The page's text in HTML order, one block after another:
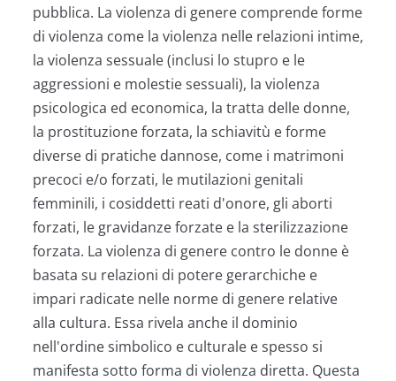
pubblica. La violenza di genere comprende forme
di violenza come la violenza nelle relazioni intime,
la violenza sessuale (inclusi lo stupro e le
aggressioni e molestie sessuali), la violenza
psicologica ed economica, la tratta delle donne,
la prostituzione forzata, la schiavitù e forme
diverse di pratiche dannose, come i matrimoni
precoci e/o forzati, le mutilazioni genitali
femminili, i cosiddetti reati d'onore, gli aborti
forzati, le gravidanze forzate e la sterilizzazione
forzata. La violenza di genere contro le donne è
basata su relazioni di potere gerarchiche e
impari radicate nelle norme di genere relative
alla cultura. Essa rivela anche il dominio
nell'ordine simbolico e culturale e spesso si
manifesta sotto forma di violenza diretta. Questa